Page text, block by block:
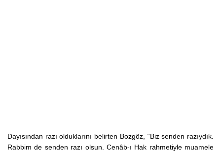
Dayısından razı olduklarını belirten Bozgöz, “Biz senden razıydık.
Rabbim de senden razı olsun. Cenâb-ı Hak rahmetiyle muamele